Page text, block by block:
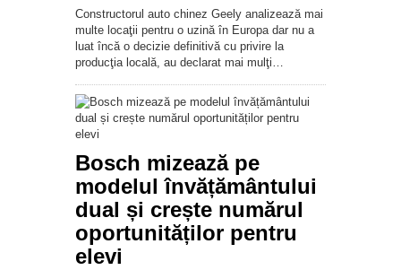
Constructorul auto chinez Geely analizează mai
multe locaţii pentru o uzină în Europa dar nu a
luat încă o decizie definitivă cu privire la
producţia locală, au declarat mai mulţi…
Bosch mizează pe
modelul învățământului
dual și crește numărul
oportunităților pentru
elevi